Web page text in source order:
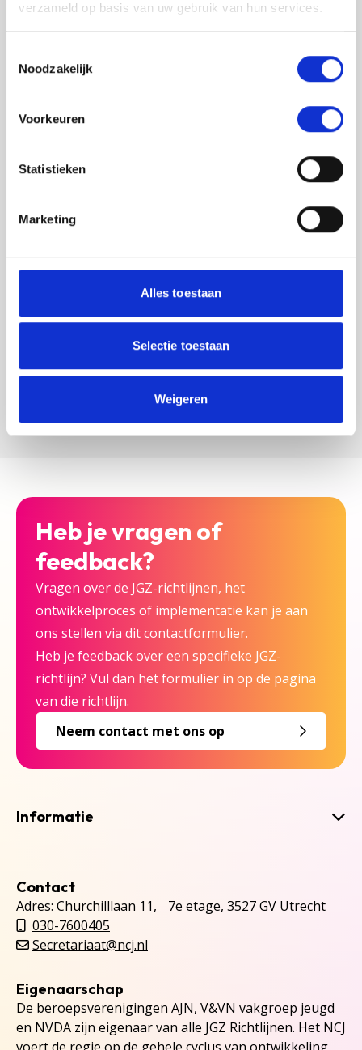
verzameld op basis van uw gebruik van hun services.
Noodzakelijk
Voorkeuren
Statistieken
Marketing
Alles toestaan
Selectie toestaan
Weigeren
Jouw feedback wordt verwerkt door de
adviseurs van het team richtlijnen NCJ. Als zij
feedback meegenomen wordt met de
Ik ga akkoord dat mijn gegevens
worden gedeeld met de
zijn bij deze JGZ-richtlijn.
Versturen
Heb je vragen of
feedback?
Vragen over de JGZ-richtlijnen, het
ontwikkelproces of implementatie kan je aan
ons stellen via dit contactformulier.
Heb je feedback over een specifieke JGZ-
richtlijn? Vul dan het formulier in op de pagina
van die richtlijn.
Neem contact met ons op
Informatie
Contact
Adres: Churchilllaan 11, 7e etage, 3527 GV Utrecht
030-7600405
Secretariaat@ncj.nl
Eigenaarschap
De beroepsverenigingen AJN, V&VN vakgroep jeugd
en NVDA zijn eigenaar van alle JGZ Richtlijnen. Het NCJ